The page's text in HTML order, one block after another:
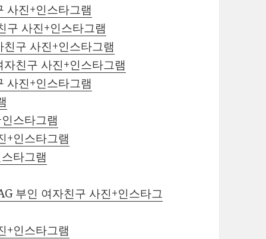
사진+인스타그램
구 사진+인스타그램
구 사진+인스타그램
친구 사진+인스타그램
사진+인스타그램
스타그램
+인스타그램
타그램
부인 여자친구 사진+인스타그
+인스타그램